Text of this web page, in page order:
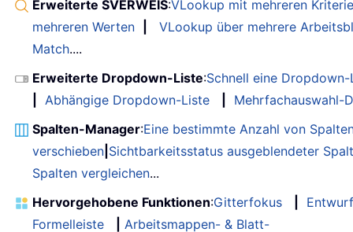
Erweiterte SVERWEIS:VLookup mit mehreren
mehreren Werten
VLookup über mehrere
Match....
Erweiterte Dropdown-Liste:Schnell eine
Abhängige Dropdown-Liste
Mehrfachauswahl-
Spalten-Manager:Eine bestimmte Anzahl von
verschieben Sichtbarkeitsstatus ausgeblendeter
Spalten vergleichen...
Hervorgehobene Funktionen:Gitterfokus
Entwurf
Formelleiste
Arbeitsmappen- & Blatt-